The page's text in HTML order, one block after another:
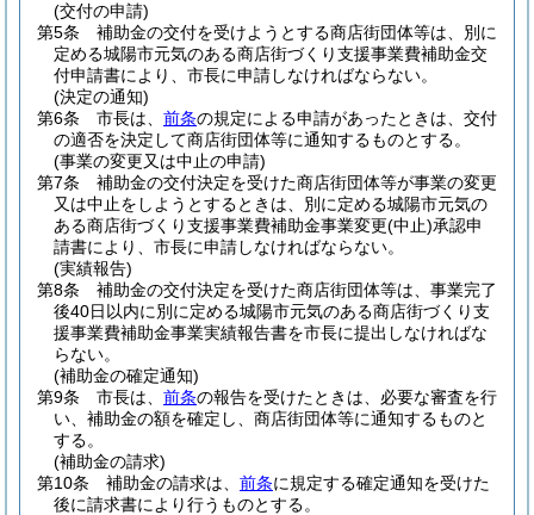
(交付の申請)
第5条
補助金の交付を受けようとする商店街団体等は、別に
定める城陽市元気のある商店街づくり支援事業費補助金交
付申請書により、市長に申請しなければならない。
(決定の通知)
第6条
市長は、 前条の規定による申請があったときは、交付
の適否を決定して商店街団体等に通知するものとする。
(事業の変更又は中止の申請)
第7条
補助金の交付決定を受けた商店街団体等が事業の変更
又は中止をしようとするときは、別に定める城陽市元気の
ある商店街づくり支援事業費補助金事業変更(中止)承認申
請書により、市長に申請しなければならない。
(実績報告)
第8条
補助金の交付決定を受けた商店街団体等は、事業完了
後40日以内に別に定める城陽市元気のある商店街づくり支
援事業費補助金事業実績報告書を市長に提出しなければな
らない。
(補助金の確定通知)
第9条
市長は、 前条の報告を受けたときは、必要な審査を行
い、補助金の額を確定し、商店街団体等に通知するものと
する。
(補助金の請求)
第10条
補助金の請求は、 前条に規定する確定通知を受けた
後に請求書により行うものとする。